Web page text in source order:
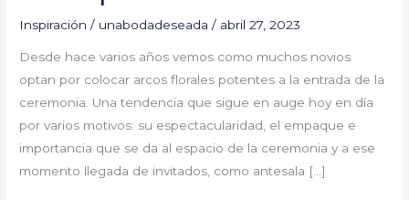
Inspiración / unabodadeseada/ abril 27, 2023
Desde hace varios años vemos como muchos novios
optan por colocar arcos florales potentes a la entrada de la
ceremonia. Una tendencia que sigue en auge hoy en día
por varios motivos: su espectacularidad, el empaque e
importancia que se da al espacio de la ceremonia y a ese
momento llegada de invitados, como antesala […]